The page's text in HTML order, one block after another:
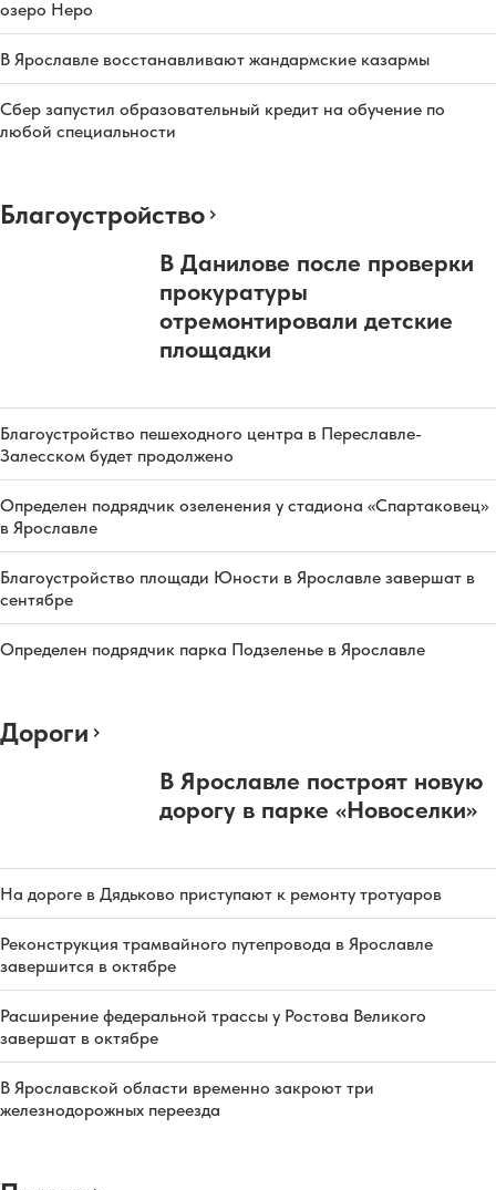
озеро Неро
В Ярославле восстанавливают жандармские казармы
Сбер запустил образовательный кредит на обучение по
любой специальности
Благоустройство
В Данилове после проверки
прокуратуры
отремонтировали детские
площадки
Благоустройство пешеходного центра в Переславле-
Залесском будет продолжено
Определен подрядчик озеленения у стадиона «Спартаковец»
в Ярославле
Благоустройство площади Юности в Ярославле завершат в
сентябре
Определен подрядчик парка Подзеленье в Ярославле
Дороги
В Ярославле построят новую
дорогу в парке «Новоселки»
На дороге в Дядьково приступают к ремонту тротуаров
Реконструкция трамвайного путепровода в Ярославле
завершится в октябре
Расширение федеральной трассы у Ростова Великого
завершат в октябре
В Ярославской области временно закроют три
железнодорожных переезда